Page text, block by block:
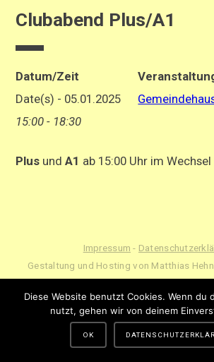
Clubabend Plus/A1
Datum/Zeit
Date(s) - 05.01.2025
15:00 - 18:30
Plus undA1 ab 15:00 Uhr im Wechsel
Impressum -
Gestaltung und Hosting von Matthias
Diese Website benutzt Cookies. Wenn du
nutzt, gehen wir von deinem
OK